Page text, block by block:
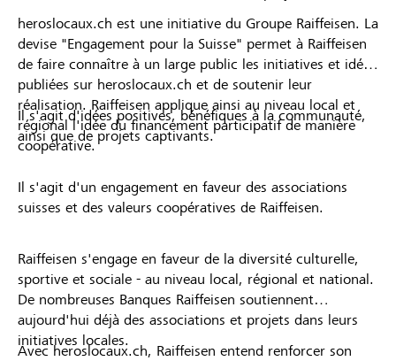
heroslocaux.ch est une initiative du Groupe Raiffeisen. La
devise "Engagement pour la Suisse" permet à Raiffeisen
de faire connaître à un large public les initiatives et idées
publiées sur heroslocaux.ch et de soutenir leur
réalisation. Raiffeisen applique ainsi au niveau local et
régional l'idée du financement participatif de manière
coopérative.
Il s'agit d'idées positives, bénéfiques à la communauté,
ainsi que de projets captivants.
Il s'agit d'un engagement en faveur des associations
suisses et des valeurs coopératives de Raiffeisen.
Raiffeisen s'engage en faveur de la diversité culturelle,
sportive et sociale - au niveau local, régional et national.
De nombreuses Banques Raiffeisen soutiennent
aujourd'hui déjà des associations et projets dans leurs
initiatives locales.
Avec heroslocaux.ch, Raiffeisen entend renforcer son